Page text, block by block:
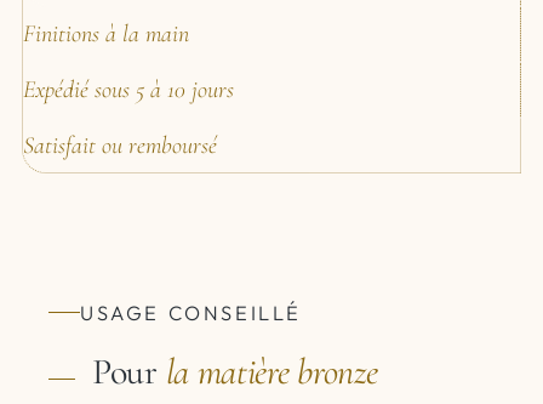
Finitions à la main
Expédié sous 5 à 10 jours
Satisfait ou remboursé
USAGE CONSEILLÉ
Pour la matièrebronze